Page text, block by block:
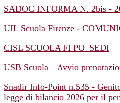
SADOC INFORMA N. 2bis -
UIL Scuola Firenze -
CISL SCUOLA FI PO_SEDI
USB Scuola – Avvio
Snadir Info-Point n.535 -
legge di bilancio 2026 per il